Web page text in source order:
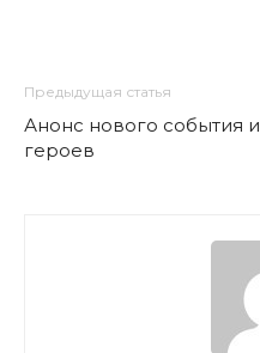
Предыдущая статья
Анонс нового события и
героев